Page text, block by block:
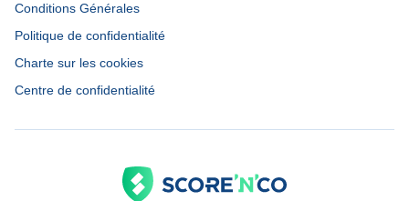
Conditions Générales
Politique de confidentialité
Charte sur les cookies
Centre de confidentialité